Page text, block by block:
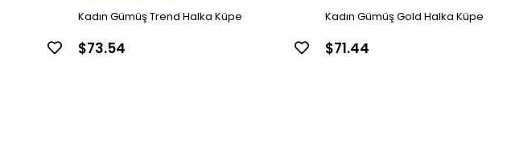
Kadın Gümüş Trend Halka Küpe
$73.54
Kadın Gümüş Gold Halka Küpe
$71.44